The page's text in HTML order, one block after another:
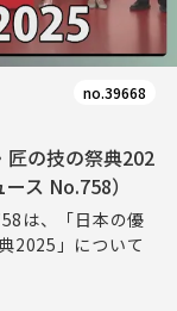
no.39668
の技の祭典202
ス No.758）
は、「日本の優
2025」について